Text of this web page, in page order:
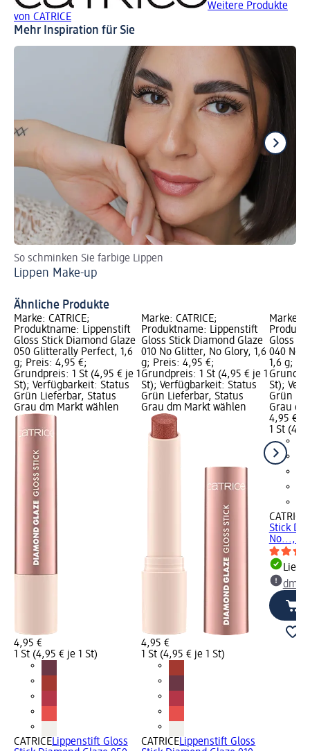
Weitere Produkte
von CATRICE
Mehr Inspiration für Sie
So schminken Sie farbige Lippen
Lippen Make-up
Ähnliche Produkte
Marke: CATRICE;
Produktname: Lippenstift
Gloss Stick Diamond Glaze
050 Glitterally Perfect, 1,6
g; Preis: 4,95 €;
Grundpreis: 1 St (4,95 € je 1
St); Verfügbarkeit: Status
Grün Lieferbar, Status
Grau dm Markt wählen
4,95 €
1 St (4,95 € je 1 St)
CATRICELippenstift Gloss
Marke: CATRICE;
Produktname: Lippenstift
Gloss Stick Diamond Glaze
010 No Glitter, No Glory, 1,6
g; Preis: 4,95 €;
Grundpreis: 1 St (4,95 € je 1
St); Verfügbarkeit: Status
Grün Lieferbar, Status
Grau dm Markt wählen
4,95 €
1 St (4,95 € je 1 St)
CATRICELippenstift Gloss
Marke:
Gloss
040 No
1,6 g;
St);
Grün
Grau
4,95 €
1 St
CATRICE
Stick
No...,
dm